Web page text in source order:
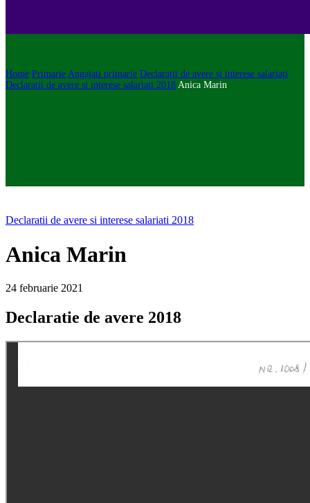
Home Primarie Angajati primarie Declarații de avere și interese salariați
Declaratii de avere si interese salariati 2018 Anica Marin
Declaratii de avere si interese salariati 2018
Anica Marin
24 februarie 2021
Declaratie de avere 2018